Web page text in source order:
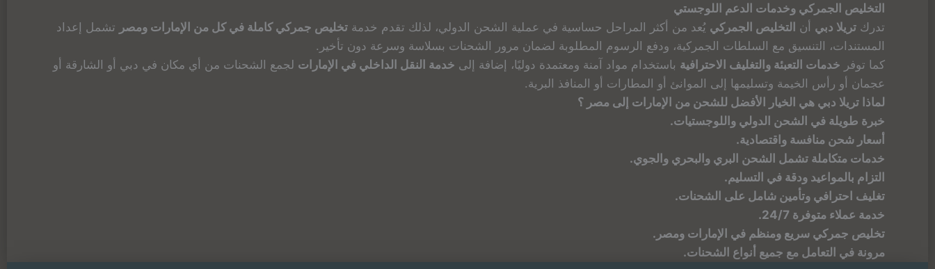
التخليص الجمركي وخدمات الدعم اللوجستي
تدرك تريلا دبي أن التخليص الجمركي يُعد من أكثر المراحل حساسية في عملية الشحن الدولي، لذلك تقدم خدمة تخليص جمركي كاملة في كل من الإمارات ومصر تشمل إعداد
المستندات، التنسيق مع السلطات الجمركية، ودفع الرسوم المطلوبة لضمان مرور الشحنات بسلاسة وسرعة دون تأخير.
كما توفر خدمات التعبئة والتغليف الاحترافية باستخدام مواد آمنة ومعتمدة دوليًا، إضافة إلى خدمة النقل الداخلي في الإمارات لجمع الشحنات من أي مكان في دبي أو الشارقة أو
عجمان أو رأس الخيمة وتسليمها إلى الموانئ أو المطارات أو المنافذ البرية.
لماذا تريلا دبي هي الخيار الأفضل للشحن من الإمارات إلى مصر ؟
خبرة طويلة في الشحن الدولي واللوجستيات.
أسعار شحن منافسة واقتصادية.
خدمات متكاملة تشمل الشحن البري والبحري والجوي.
التزام بالمواعيد ودقة في التسليم.
تغليف احترافي وتأمين شامل على الشحنات.
خدمة عملاء متوفرة 24/7.
تخليص جمركي سريع ومنظم في الإمارات ومصر.
مرونة في التعامل مع جميع أنواع الشحنات.